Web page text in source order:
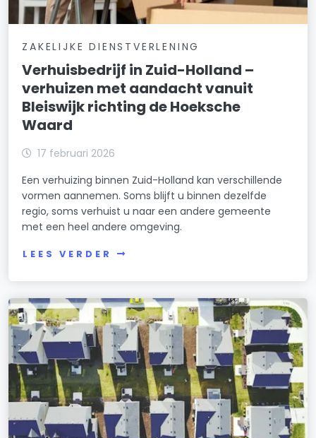
ZAKELIJKE DIENSTVERLENING
Verhuisbedrijf in Zuid-Holland –
verhuizen met aandacht vanuit
Bleiswijk richting de Hoeksche
Waard
17 februari 2026
Een verhuizing binnen Zuid-Holland kan verschillende
vormen aannemen. Soms blijft u binnen dezelfde
regio, soms verhuist u naar een andere gemeente
met een heel andere omgeving.
LEES VERDER